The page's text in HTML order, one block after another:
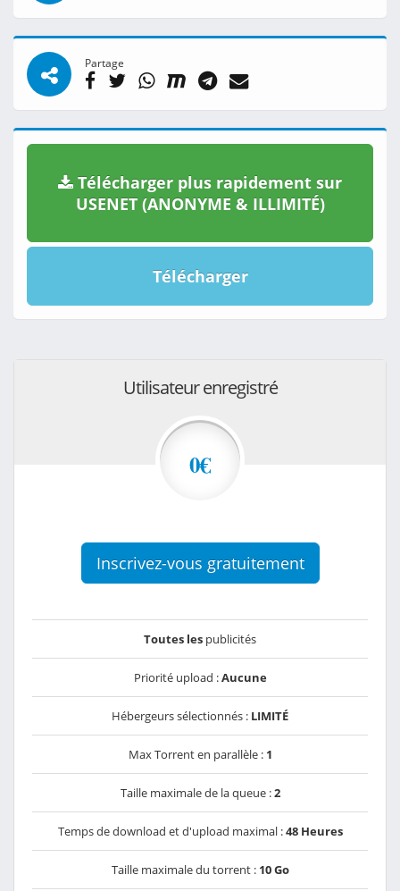
Partage
Télécharger plus rapidement sur
USENET (ANONYME & ILLIMITÉ)
Télécharger
Utilisateur enregistré
0€
Inscrivez-vous gratuitement
Toutes les publicités
Priorité upload :Aucune
Hébergeurs sélectionnés : LIMITÉ
Max Torrent en parallèle : 1
Taille maximale de la queue :2
Temps de download et d'upload maximal :48 Heures
Taille maximale du torrent : 10 Go